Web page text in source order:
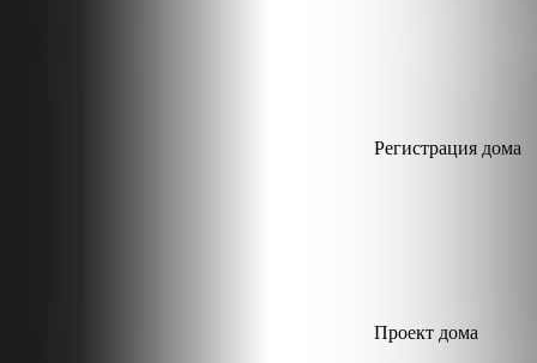
Регистрация дома
Проект дома